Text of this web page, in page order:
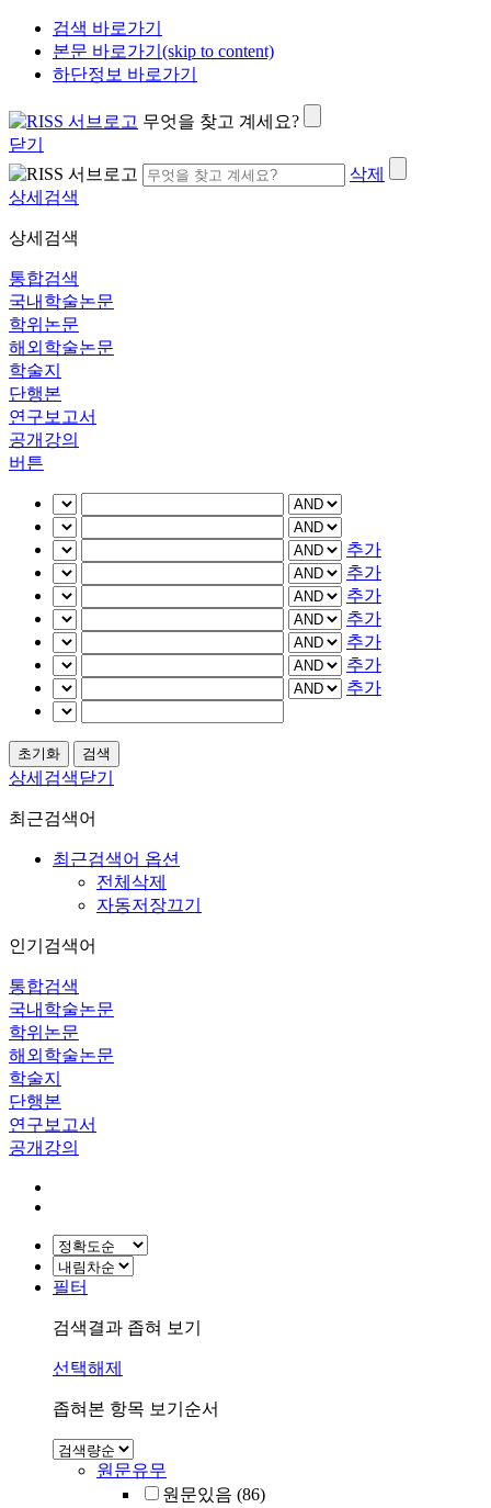
검색 바로가기
본문 바로가기(skip to content)
하단정보 바로가기
무엇을 찾고 계세요?
닫기
삭제
상세검색
상세검색
통합검색
국내학술논문
학위논문
해외학술논문
학술지
단행본
연구보고서
공개강의
버튼
추가
추가
추가
추가
추가
추가
추가
상세검색닫기
최근검색어
최근검색어 옵션
전체삭제
자동저장끄기
인기검색어
통합검색
국내학술논문
학위논문
해외학술논문
학술지
단행본
연구보고서
공개강의
필터
검색결과 좁혀 보기
선택해제
좁혀본 항목 보기순서
원문유무
원문있음 (86)